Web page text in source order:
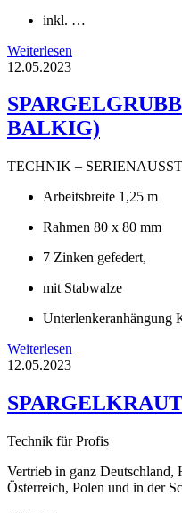
inkl. …
Weiterlesen
12.05.2023
BALKIG)
TECHNIK –
Arbeitsbreite 1,25 m
Rahmen 80 x 80 mm
7 Zinken gefedert,
mit Stabwalze
Unterlenkeranhängung
Weiterlesen
12.05.2023
Technik für Profis
Vertrieb in ganz
Österreich, Polen und in der